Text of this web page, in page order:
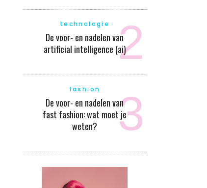
technologie
De voor- en nadelen van
artificial intelligence (ai)
fashion
De voor- en nadelen van
fast fashion: wat moet je
weten?